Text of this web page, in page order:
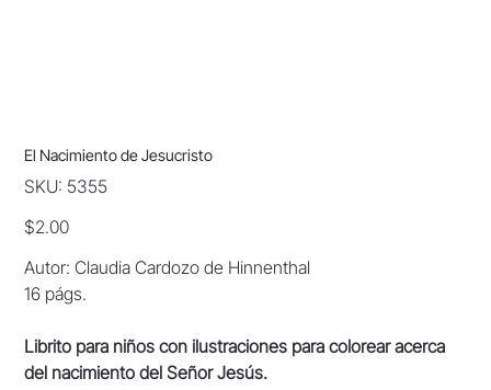
El Nacimiento de Jesucristo
SKU: SKU
5355
5355
Price
$2.00
Autor: Claudia Cardozo de Hinnenthal
16 págs.
Librito para niños con ilustraciones para colorear acerca
del nacimiento del Señor Jesús.